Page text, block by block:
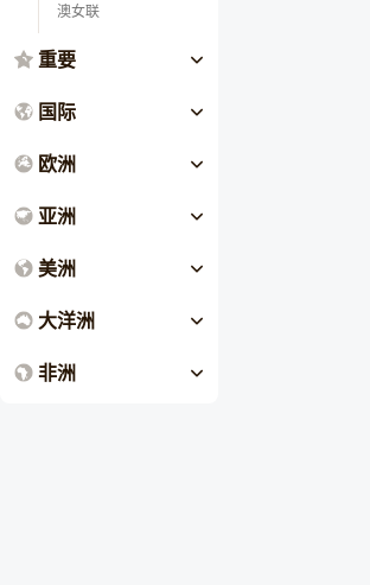
澳女联
重要
国际
欧洲
亚洲
美洲
大洋洲
非洲